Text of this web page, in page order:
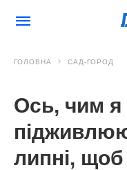
ГОЛОВНА САД-ГОРОД
Ось, чим я
липні,